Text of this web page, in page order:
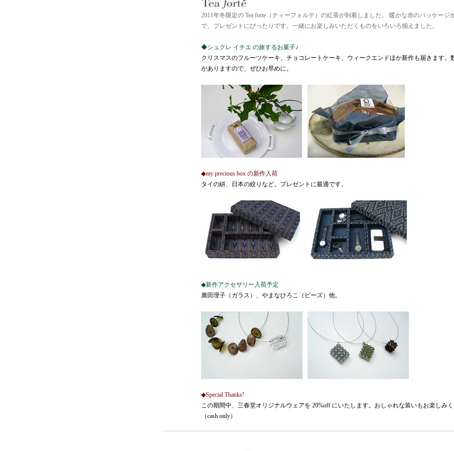
2011年冬限定の Tea forte（ティーフォルテ）の紅茶が到着しました。 暖かな赤のパッケージ
で、プレゼントにぴったりです。一緒にお楽しみいただくものをいろいろ揃えました。
◆シュクレ イチエ の旅するお菓子♪
クリスマスのフルーツケーキ、チョコレートケーキ、ウィークエンドほか新作も届きます。
がありますので、ぜひお早めに。
◆my precious box の新作入荷
タイの絣、日本の絞りなど。プレゼントに最適です。
◆新作アクセサリー入荷予定
廣田理子（ガラス）、やまなひろこ（ビーズ）他。
◆Special Thanks!
この期間中、三春堂オリジナルウェアを 20%off にいたします。おしゃれな装いもお楽しみ
（cash only）